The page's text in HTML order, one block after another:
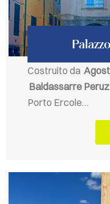
Costruito da
Baldassarre
Porto Ercole…